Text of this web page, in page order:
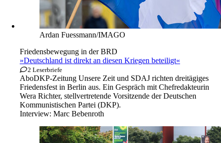
Ardan Fuessmann/IMAGO
Friedensbewegung in der BRD
»Deutschland ist direkt an diesen Kriegen beteiligt«
2 Leserbriefe
AboDKP-Zeitung Unsere Zeit und SDAJ richten dreitägiges
Friedensfest in Berlin aus. Ein Gespräch mit Chefredakteurin
Wera Richter, stellvertretende Vorsitzende der Deutschen
Kommunistischen Partei (DKP).
Interview: Marc Bebenroth